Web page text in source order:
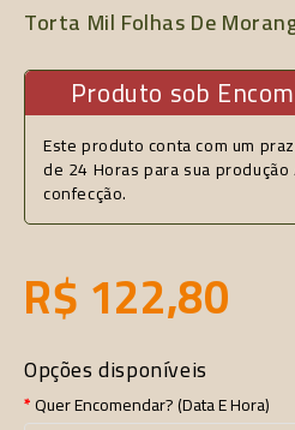
Torta Mil Folhas De
Produto sob
Este produto conta com um
de 24 Horas para sua
confecção.
R$ 122,80
Opções disponíveis
Quer Encomendar? (data E Hora)